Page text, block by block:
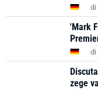
di
'Mark
di
zege